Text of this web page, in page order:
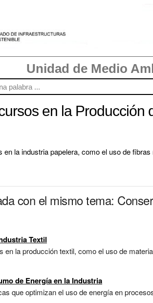
Unidad de Medio
en la Producción
la industria papelera, como el uso de
con el mismo tema:
Textil
en la producción textil, como el uso de
de Energía en la Industria
que optimizan el uso de energía en